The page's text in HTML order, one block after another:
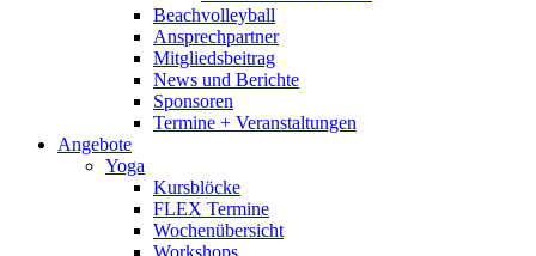
Beachvolleyball
Ansprechpartner
Mitgliedsbeitrag
News und Berichte
Sponsoren
Termine + Veranstaltungen
Angebote
Yoga
Kursblöcke
FLEX Termine
Wochenübersicht
Workshops